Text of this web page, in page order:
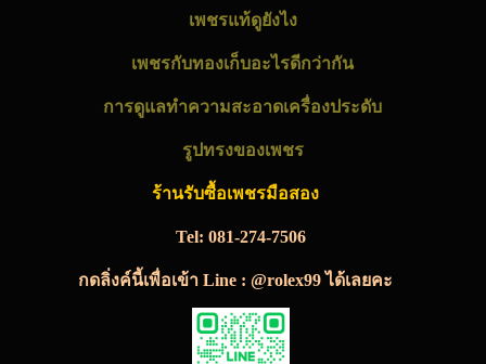
เพชรแท้ดูยังไง
เพชรกับทองเก็บอะไรดีกว่ากัน
การดูแลทำความสะอาดเครื่องประดับ
รูปทรงของเพชร
ร้านรับซื้อเพชรมือสอง
Tel: 081-274-7506
กดลิ่งค์นี้เพื่อเข้า Line : @rolex99 ได้เลยคะ